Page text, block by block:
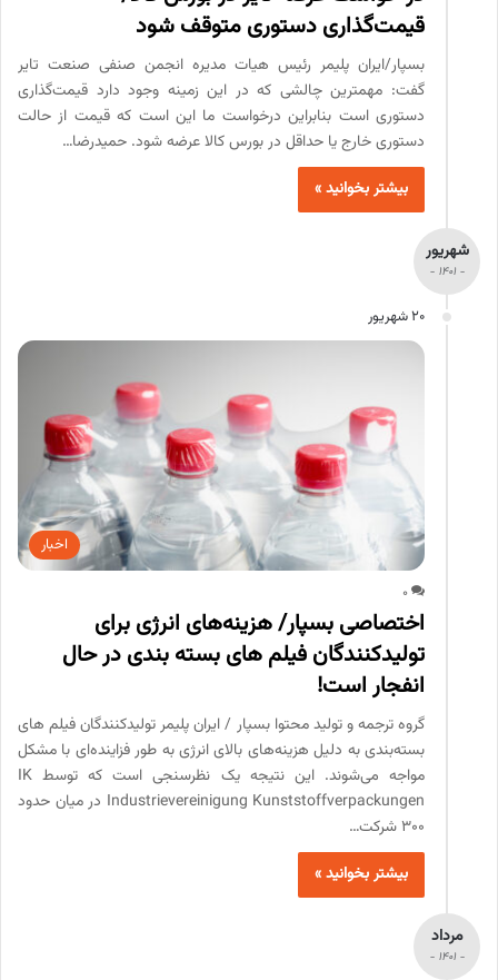
قیمت‌گذاری دستوری متوقف شود
بسپار/ایران پلیمر رئیس هیات مدیره انجمن صنفی صنعت تایر
گفت: مهمترین چالشی که در این زمینه وجود دارد قیمت‌گذاری
دستوری است بنابراین درخواست ما این است که قیمت از حالت
دستوری خارج یا حداقل در بورس کالا عرضه شود. حمیدرضا…
بیشتر بخوانید »
شهریور
- 1401 -
20 شهریور
اخبار
0
اختصاصی بسپار/ هزینه‌های انرژی برای
تولیدکنندگان فیلم های بسته بندی در حال
انفجار است!
گروه ترجمه و تولید محتوا بسپار / ایران پلیمر تولیدکنندگان فیلم های
بسته‌بندی به دلیل هزینه‌های بالای انرژی به طور فزاینده‌ای با مشکل
مواجه می‌شوند. این نتیجه یک نظرسنجی است که توسط IK
Industrievereinigung Kunststoffverpackungen در میان حدود
300 شرکت…
بیشتر بخوانید »
مرداد
- 1401 -